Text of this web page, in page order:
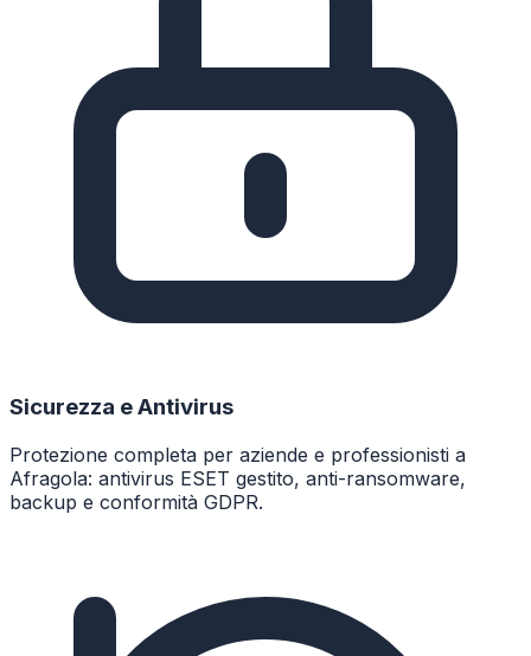
Sicurezza e Antivirus
Protezione completa per aziende e professionisti a
Afragola: antivirus ESET gestito, anti-ransomware,
backup e conformità GDPR.